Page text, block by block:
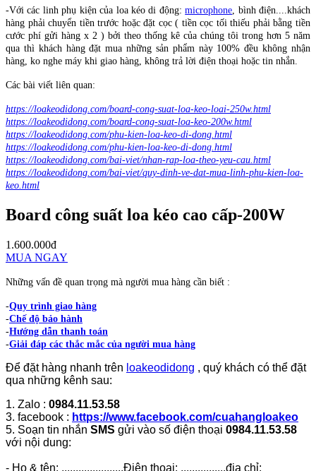
-Với các linh phụ kiện của loa kéo di động:microphone , bình điện....khách
hàng phải chuyển tiền trước hoặc đặt cọc ( tiền cọc tối thiếu phải bằng tiền
cước phí gửi hàng x 2 ) bởi theo thống kê của chúng tôi trong hơn 5 năm
qua thì khách hàng đặt mua những sản phẩm này 100% đều không nhận
hàng, ko nghe máy khi giao hàng, không trả lời điện thoại hoặc tin nhắn.
Các bài viết liên quan:
https://loakeodidong.com/board-cong-suat-loa-keo-loai-250w.html
https://loakeodidong.com/board-cong-suat-loa-keo-200w.html
https://loakeodidong.com/phu-kien-loa-keo-di-dong.html
https://loakeodidong.com/phu-kien-loa-keo-di-dong.html
https://loakeodidong.com/bai-viet/nhan-rap-loa-theo-yeu-cau.html
https://loakeodidong.com/bai-viet/quy-dinh-ve-dat-mua-linh-phu-kien-loa-
keo.html
Board công suất loa kéo cao cấp-200W
1.600.000đ
MUA NGAY
Những vấn đề quan trọng mà người mua hàng cần biết :
-Quy trình giao hàng
-Chế độ bảo hành
-Hướng dẫn thanh toán
-Giải đáp các thắc mắc của người mua hàng
Để đặt hàng nhanh trên loakeodidong , quý khách có thể đặt
qua những kênh sau:
1. Zalo : 0984.11.53.58
3. facebook : https://www.facebook.com/cuahangloakeo
5. Soạn tin nhắn SMS gửi vào số điện thoại 0984.11.53.58
với nội dung:
- Họ & tên: ......................Điện thoại: ................địa chỉ: